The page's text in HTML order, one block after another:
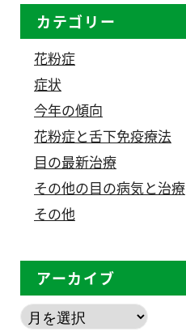
カテゴリー
花粉症
症状
今年の傾向
花粉症と舌下免疫療法
目の最新治療
その他の目の病気と治療
その他
アーカイブ